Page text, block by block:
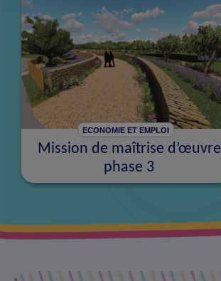
ECONOMIE ET EMPLOI
Mission de maîtrise d’œuvre
phase 3